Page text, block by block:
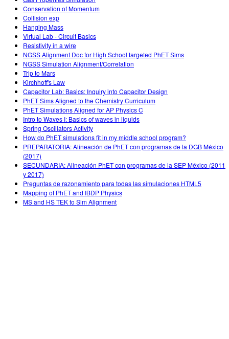
Conservation of Momentum
Collision exp
Hanging Mass
Virtual Lab - Circuit Basics
Resistivity in a wire
NGSS Alignment Doc for High School targeted PhET Sims
NGSS Simulation Alignment/Correlation
Trip to Mars
Kirchhoff's Law
Capacitor Lab: Basics: Inquiry into Capacitor Design
PhET Sims Aligned to the Chemistry Curriculum
PhET Simulations Aligned for AP Physics C
Intro to Waves I: Basics of waves in liquids
Spring Oscillators Activity
How do PhET simulations fit in my middle school program?
PREPARATORIA: Alineación de PhET con programas de la DGB México
(2017)
SECUNDARIA: Alineación PhET con programas de la SEP México (2011
y 2017)
Preguntas de razonamiento para todas las simulaciones HTML5
Mapping of PhET and IBDP Physics
MS and HS TEK to Sim Alignment